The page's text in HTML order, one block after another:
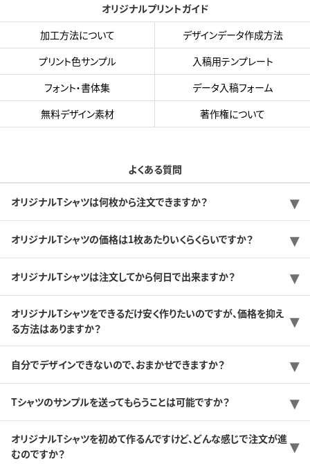
オリジナルプリントガイド
加工方法について
デザインデータ作成方法
プリント色サンプル
入稿用テンプレート
フォント・書体集
データ入稿フォーム
無料デザイン素材
著作権について
よくある質問
オリジナルTシャツは何枚から注文できますか？
オリジナルTシャツの価格は1枚あたりいくらくらいですか？
オリジナルTシャツは注文してから何日で出来ますか？
オリジナルTシャツをできるだけ安く作りたいのですが、価格を抑え
る方法はありますか？
自分でデザインできないので、おまかせできますか？
Tシャツのサンプルを送ってもらうことは可能ですか？
オリジナルTシャツを初めて作るんですけど、どんな感じで注文が進
むのですか？